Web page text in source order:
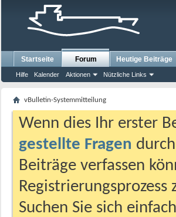
Startseite Forum
Hilfe Kalender Aktionen Nützliche Links
Heutige Beiträge
vBulletin-Systemmitteilung
Wenn dies Ihr erster
gestellte Fragen
Beiträge verfassen
Suchen Sie sich